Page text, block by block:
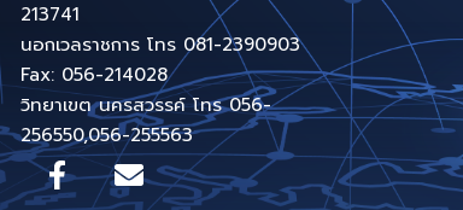
213741
นอกเวลราชการ โทร 081-2390903
Fax: 056-214028
วิทยาเขต นครสวรรค์ โทร 056-
256550,056-255563